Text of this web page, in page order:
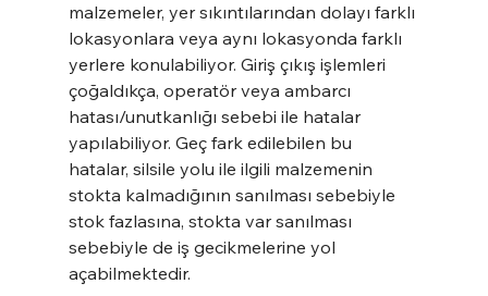
malzemeler, yer sıkıntılarından dolayı farklı
lokasyonlara veya aynı lokasyonda farklı
yerlere konulabiliyor. Giriş çıkış işlemleri
çoğaldıkça, operatör veya ambarcı
hatası/unutkanlığı sebebi ile hatalar
yapılabiliyor. Geç fark edilebilen bu
hatalar, silsile yolu ile ilgili malzemenin
stokta kalmadığının sanılması sebebiyle
stok fazlasına, stokta var sanılması
sebebiyle de iş gecikmelerine yol
açabilmektedir.